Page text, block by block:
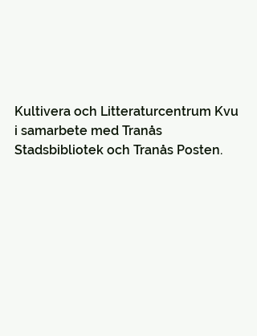
Kultivera och Litteraturcentrum Kvu
i samarbete med Tranås
Stadsbibliotek och Tranås Posten.